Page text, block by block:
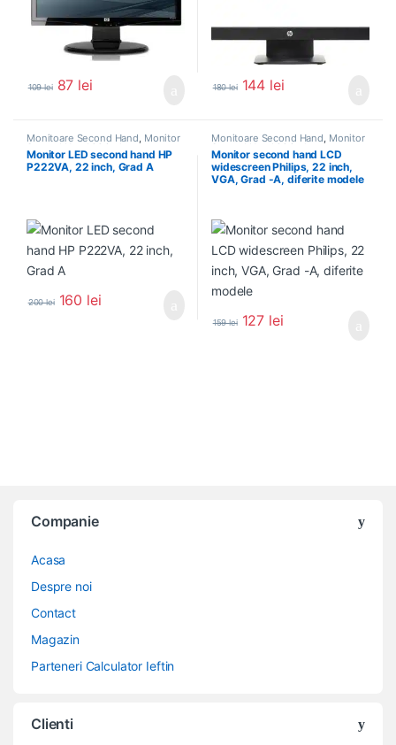
109lei 87 lei 180lei 144 lei
Monitoare Second Hand, Monitor
Second Hand 22 inch
Monitor LED second hand HP
P222VA, 22 inch, Grad A
200lei 160 lei
Monitoare Second Hand, Monitor
Second Hand 22 inch
Monitor second hand LCD
widescreen Philips, 22 inch,
VGA, Grad -A, diferite modele
159lei 127 lei
Companie
Acasa
Despre noi
Contact
Magazin
Parteneri Calculator Ieftin
Clienti